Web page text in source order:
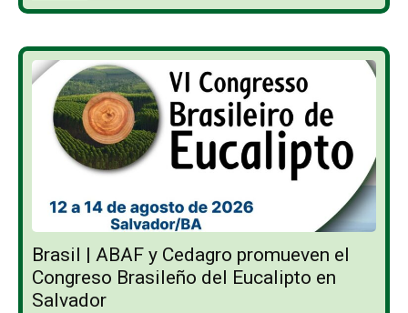
Brasil | ABAF y Cedagro promueven el
Congreso Brasileño del Eucalipto en
Salvador